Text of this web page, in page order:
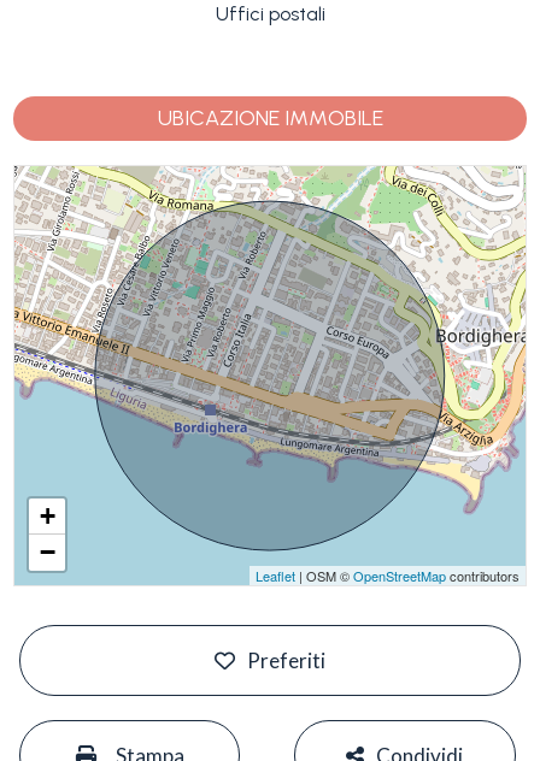
Uffici postali
UBICAZIONE IMMOBILE
+
−
Leaflet| OSM ©OpenStreetMapcontributors
Preferiti
Stampa Condividi